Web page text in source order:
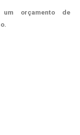
orçamento de